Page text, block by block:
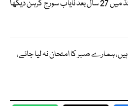
برطانیہ اور آئرلینڈ میں 27 سال بعد نایاب سورج گرہن دیکھا
ہمارے صبر کا امتحان نہ لیا جائے،